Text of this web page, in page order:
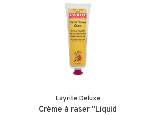
Layrite Deluxe
Crème à raser "Liquid